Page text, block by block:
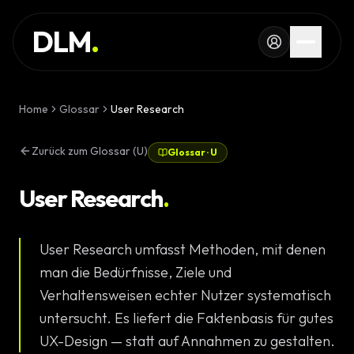
Skip to main content
DLM.
DIENSTLEISTUNG
REFERENZEN
WISSEN
GLOSSAR
MAGAZIN
RECHNER
PROJEKT
STARTEN
Komplexe
Home Glossar User Research
Zurück zum Glossar (U) Glossar· U
User Research.
User Research umfasst Methoden, mit denen
man die Bedürfnisse, Ziele und
Verhaltensweisen echter Nutzer systematisch
untersucht. Es liefert die Faktenbasis für gutes
UX-Design — statt auf Annahmen zu gestalten.